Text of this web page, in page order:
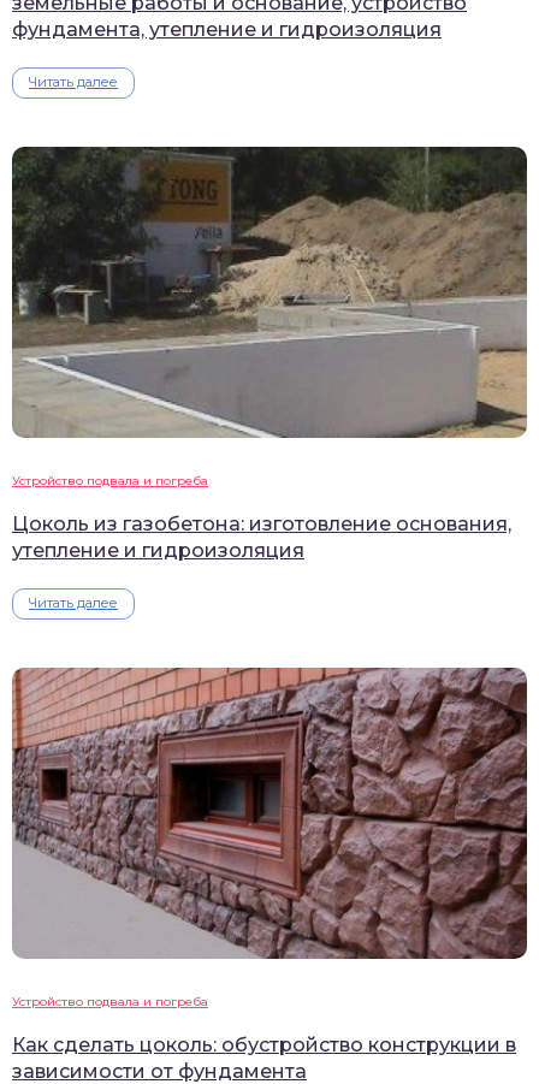
фундамента, утепление и гидроизоляция
Читать далее
Устройство подвала и погреба
Цоколь из газобетона: изготовление основания,
утепление и гидроизоляция
Читать далее
Устройство подвала и погреба
Как сделать цоколь: обустройство конструкции в
зависимости от фундамента